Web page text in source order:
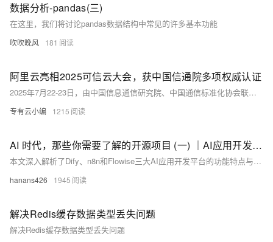
数据分析-pandas(三)
在这里，我们将讨论pandas数据结构中常见的许多基本功能
吹吹晚风 181
阿里云亮相2025可信云大会，获中国信通院多项权威认证
2025年7月22-23日，由中国信息通信研究院、中国通信标准化协会联合主办的“2025可信云大会”在北京举行。本届大会以“云智融合，可信未来”为主题，汇聚业内专家、头部企业、行业代表等超300人参会，共同探讨人工智能与云计算融合发展的新趋势。 作为国内云计算领域的技术引领者，阿里云在本届大会获得多项权威认证及行业认可，并全面分享在智算服务、一云多芯、可运营云等领域的创新实践，为政企客户打造AI时代的智能化新引擎。
专有云小编 1215
AI 时代，那些你需要了解的开源项目 (一) ｜AI应用开发平台篇
本文深入解析了Dify、n8n和Flowise三大AI应用开发平台的功能特点与适用场景。在AI技术日益普及的今天，这些工具让非专业人士也能轻松构建AI应用，助力企业实现智能化转型。并介绍了快速部署的方案
hanans426 1945
解决Redis缓存数据类型丢失问题
解决Redis缓存数据类型丢失问题